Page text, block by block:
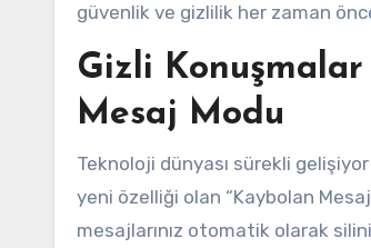
güvenlik ve gizlilik her zaman
Gizli
Mesaj Modu
Teknoloji dünyası sürekli
yeni özelliği olan “Kaybolan
mesajlarınız otomatik olarak